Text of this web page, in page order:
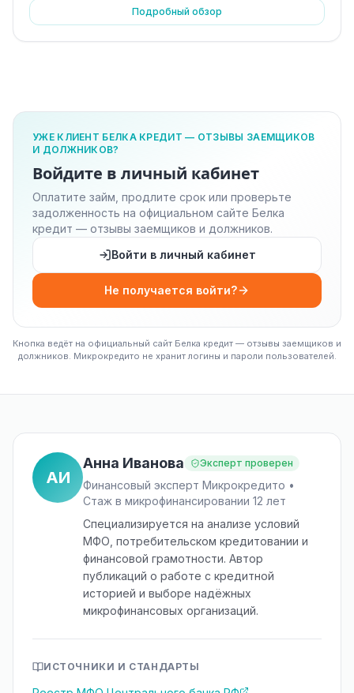
Подробный обзор
УЖЕ КЛИЕНТ БЕЛКА КРЕДИТ — ОТЗЫВЫ ЗАЕМЩИКОВ
И ДОЛЖНИКОВ?
Войдите в личный кабинет
Оплатите займ, продлите срок или проверьте
задолженность на официальном сайте Белка
кредит — отзывы заемщиков и должников.
Войти в личный кабинет
Не получается войти?
Кнопка ведёт на официальный сайт Белка кредит — отзывы заемщиков и
должников. Микрокредито не хранит логины и пароли пользователей.
АИ
Анна Иванова Эксперт проверен
Финансовый эксперт Микрокредито •
Стаж в микрофинансировании 12 лет
Специализируется на анализе условий
МФО, потребительском кредитовании и
финансовой грамотности. Автор
публикаций о работе с кредитной
историей и выборе надёжных
микрофинансовых организаций.
ИСТОЧНИКИ И СТАНДАРТЫ